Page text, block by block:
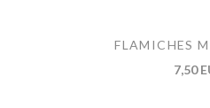
FLAMICHES
7,50